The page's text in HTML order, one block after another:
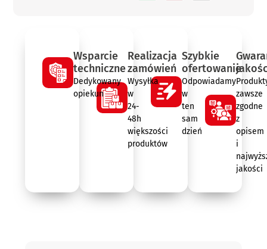
Wsparcie
techniczne
Dedykowany
opiekun
Realizacja
zamówień
Wysyłka
w
24-
48h
większości
produktów
Szybkie
ofertowanie
Odpowiadamy
w
ten
sam
dzień
zawsze
zgodne
z
opisem
i
jakości